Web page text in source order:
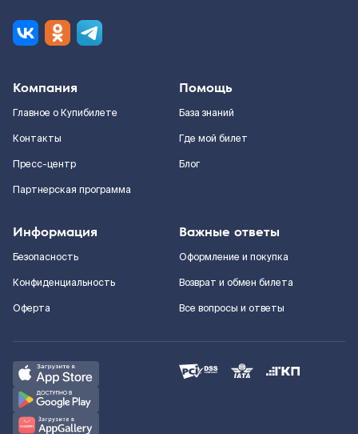
Компания
Главное о Купибилете
Контакты
Пресс-центр
Партнерская программа
Помощь
База знаний
Где мой билет
Блог
Информация
Безопасность
Конфиденциальность
Оферта
Важные ответы
Оформление и покупка
Возврат и обмен билета
Все вопросы и ответы